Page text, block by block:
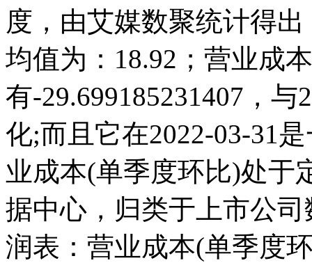
度，由艾媒数聚统计得
均值为：18.92；营业成
有-29.699185231407，
化;而且它在2022-03-31
业成本(单季度环比)处于
据中心，归类于上市公
润表：营业成本(单季度